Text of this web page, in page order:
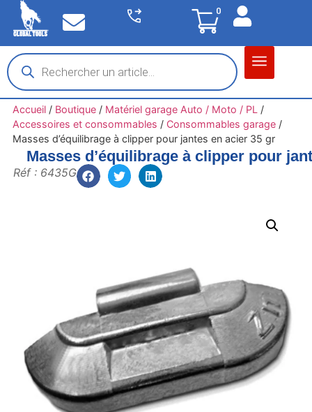
0
Accueil/ Boutique/ Matériel garage Auto / Moto / PL /
Accessoires et consommables / Consommables garage/
Masses d’équilibrage à clipper pour jantes en acier 35 gr
Masses d’équilibrage à clipper pour
Réf : 6435G